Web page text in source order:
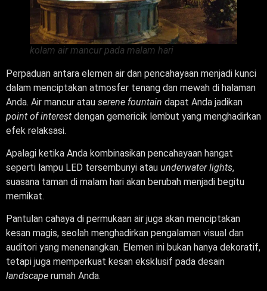
kolam air mancur pada malam hari
Perpaduan antara elemen air dan pencahayaan menjadi kunci
dalam menciptakan atmosfer tenang dan mewah di halaman
Anda. Air mancur atau serene fountain dapat Anda jadikan
point of interest dengan gemericik lembut yang menghadirkan
efek relaksasi.
Apalagi ketika Anda kombinasikan pencahayaan hangat
seperti lampu LED tersembunyi atau underwater lights,
suasana taman di malam hari akan berubah menjadi begitu
memikat.
Pantulan cahaya di permukaan air juga akan menciptakan
kesan magis, seolah menghadirkan pengalaman visual dan
auditori yang menenangkan. Elemen ini bukan hanya dekoratif,
tetapi juga memperkuat kesan eksklusif pada desain
landscape rumah Anda.